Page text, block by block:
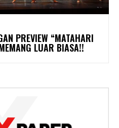
PREVIEW “MATAHARI
LUAR BIASA!!